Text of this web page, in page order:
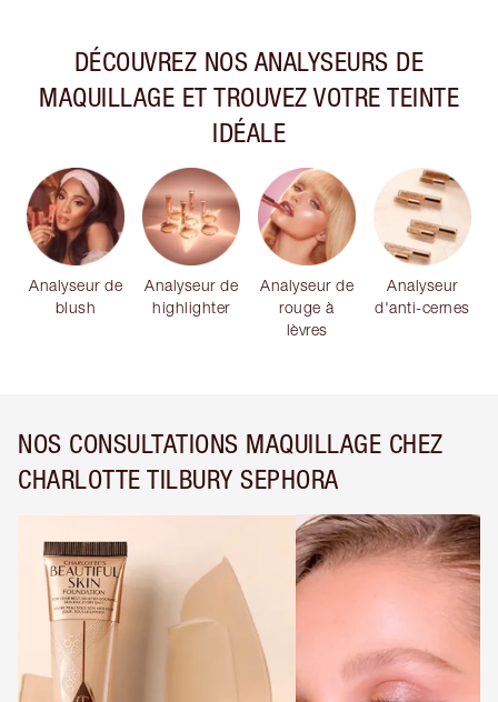
DÉCOUVREZ NOS ANALYSEURS DE
MAQUILLAGE ET TROUVEZ VOTRE TEINTE
IDÉALE
Analyseur de
blush
Analyseur de
highlighter
Analyseur de
rouge à
lèvres
Analyseur
d'anti-cernes
NOS CONSULTATIONS MAQUILLAGE CHEZ
CHARLOTTE TILBURY SEPHORA